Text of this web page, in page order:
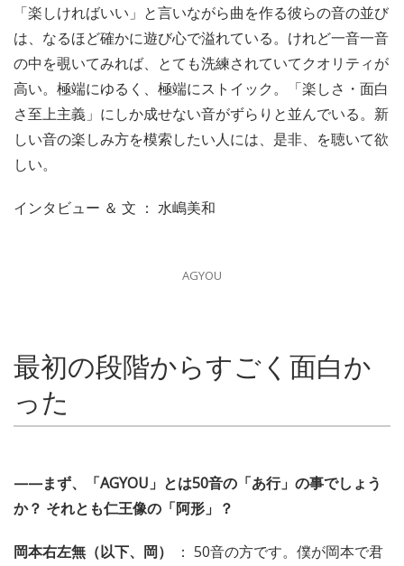
「楽しければいい」と言いながら曲を作る彼らの音の並び
は、なるほど確かに遊び心で溢れている。けれど一音一音
の中を覗いてみれば、とても洗練されていてクオリティが
高い。極端にゆるく、極端にストイック。「楽しさ・面白
さ至上主義」にしか成せない音がずらりと並んでいる。新
しい音の楽しみ方を模索したい人には、是非、を聴いて欲
しい。
インタビュー ＆ 文 ： 水嶋美和
AGYOU
最初の段階からすごく面白か
った
——まず、「AGYOU」とは50音の「あ行」の事でしょう
か？ それとも仁王像の「阿形」？
岡本右左無（以下、岡）
： 50音の方です。僕が岡本で君